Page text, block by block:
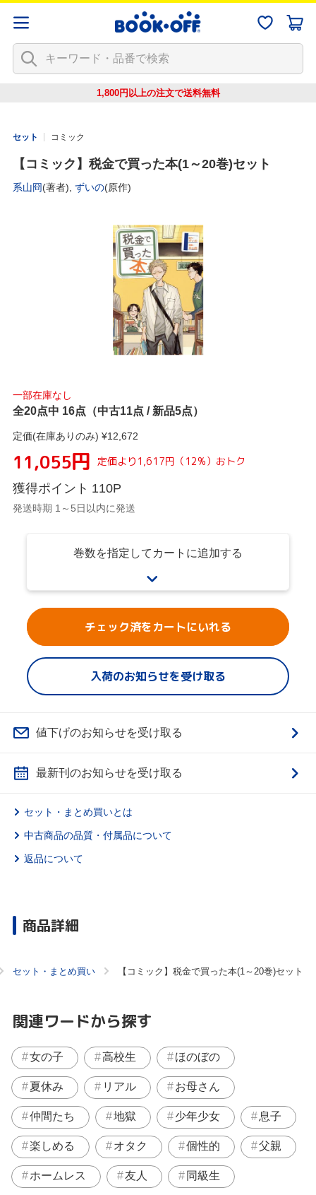
1,800円以上の注文で送料無料
セット コミック
【コミック】税金で買った本(1～20巻)セット
系山冏(著者), ずいの(原作)
一部在庫なし
全20点中 16点（中古11点 / 新品5点）
定価(在庫ありのみ) ¥12,672
11,055円 定価より 1,617円 （ 12%） おトク
獲得ポイント 110P
発送時期 1～5日以内に発送
巻数を指定してカートに追加する
チェック済をカートにいれる
入荷のお知らせを受け取る
値下げのお知らせを受け取る
最新刊のお知らせを受け取る
セット・まとめ買いとは
中古商品の品質・付属品について
返品について
商品詳細
セット・まとめ買い 【コミック】税金で買った本(1～20巻)セット
関連ワードから探す
女の子 高校生 ほのぼの
夏休み リアル お母さん
仲間たち 地獄 少年少女 息子
楽しめる オタク 個性的 父親
ホームレス 友人 同級生